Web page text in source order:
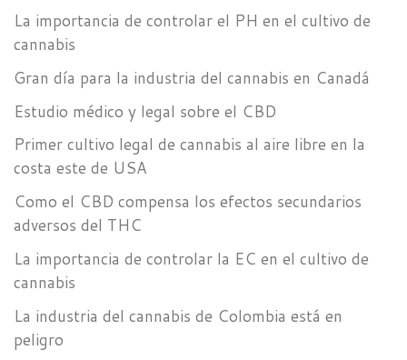
La importancia de controlar el PH en el cultivo de
cannabis
Gran día para la industria del cannabis en Canadá
Estudio médico y legal sobre el CBD
Primer cultivo legal de cannabis al aire libre en la
costa este de USA
Como el CBD compensa los efectos secundarios
adversos del THC
La importancia de controlar la EC en el cultivo de
cannabis
La industria del cannabis de Colombia está en
peligro